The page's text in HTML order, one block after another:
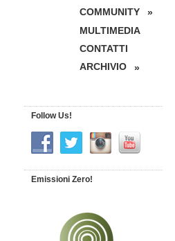
COMMUNITY
»
MULTIMEDIA
CONTATTI
ARCHIVIO
»
Follow Us!
Emissioni Zero!